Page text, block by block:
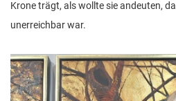
Krone trägt, als wollte sie andeuten,
unerreichbar war.